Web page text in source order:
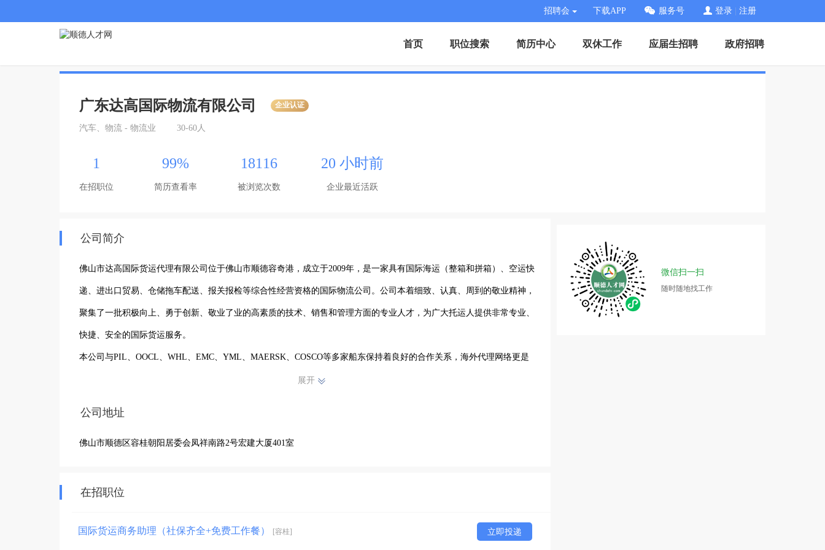
招聘会 下载APP 服务号 登录 注册
首页 职位搜索 简历中心 双休工作 应届生招聘 政府招聘
广东达高国际物流有限公司 企业认证
汽车、物流 - 物流业 30-60人
1
在招职位
99%
简历查看率
18116
被浏览次数
20 小时前
企业最近活跃
公司简介
佛山市达高国际货运代理有限公司位于佛山市顺德容奇港，成立于2009年，是一家具有国际海运（整箱和拼箱）、空运快
递、进出口贸易、仓储拖车配送、报关报检等综合性经营资格的国际物流公司。公司本着细致、认真、周到的敬业精神，
聚集了一批积极向上、勇于创新、敬业了业的高素质的技术、销售和管理方面的专业人才，为广大托运人提供非常专业、
快捷、安全的国际货运服务。
本公司与PIL、OOCL、WHL、EMC、YML、MAERSK、COSCO等多家船东保持着良好的合作关系，海外代理网络更是
覆盖超过30多个国家，能进一步地为客户降低货运成本，并在应急情况下，力求保证客户的货运舱位；同时在顺德、深
国际海运（进口& 出口）（整柜 / 散货 / 特种柜）、国际空运/国际快递（广州、深圳、香港）、国内沿海港口间内河运输
展开
公司地址
佛山市顺德区容桂朝阳居委会凤祥南路2号宏建大厦401室
在招职位
国际货运商务助理（社保齐全+免费工作餐） [容桂] 立即投递
微信扫一扫
随时随地找工作